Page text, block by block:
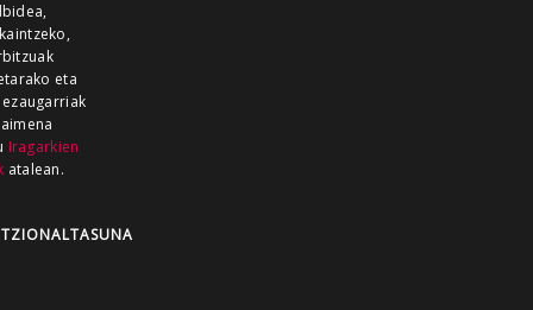
GUKA
GUKA ZUMAIA GUKA
eta
Iragarkien
atalean.